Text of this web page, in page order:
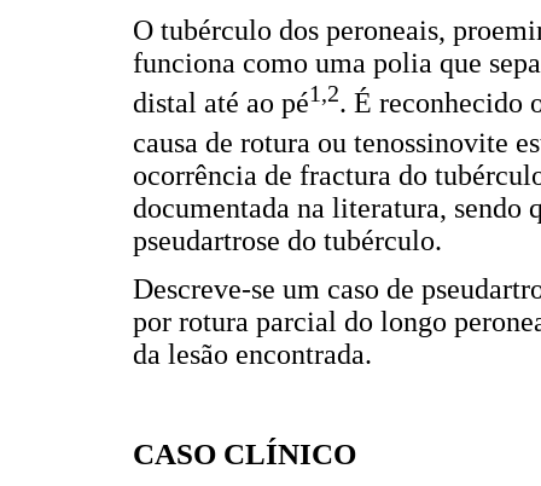
O tubérculo dos peroneais,
funciona como uma polia que
distal até ao pé1,2. É reconhecido
causa de rotura ou tenossinovite
ocorrência de fractura do
documentada na literatura, sendo
pseudartrose do tubérculo.
Descreve-se um caso de
por rotura parcial do longo
da lesão encontrada.
CASO CLÍNICO